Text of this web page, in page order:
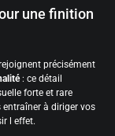
une finition
précisément
: ce détail
forte et rare
à diriger vos
l effet.